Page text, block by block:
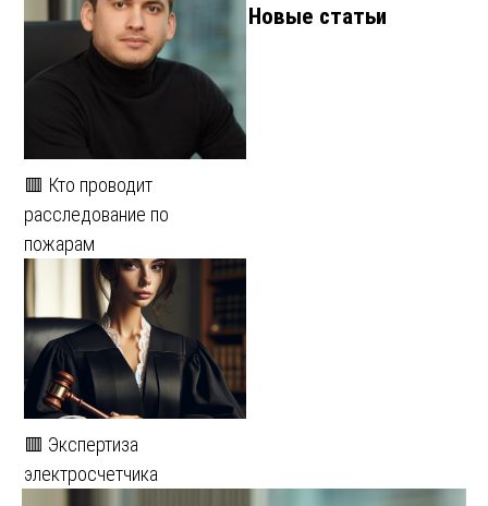
🟥 Кто проводит
расследование по
пожарам
🟥 Экспертиза
электросчетчика
Новые статьи